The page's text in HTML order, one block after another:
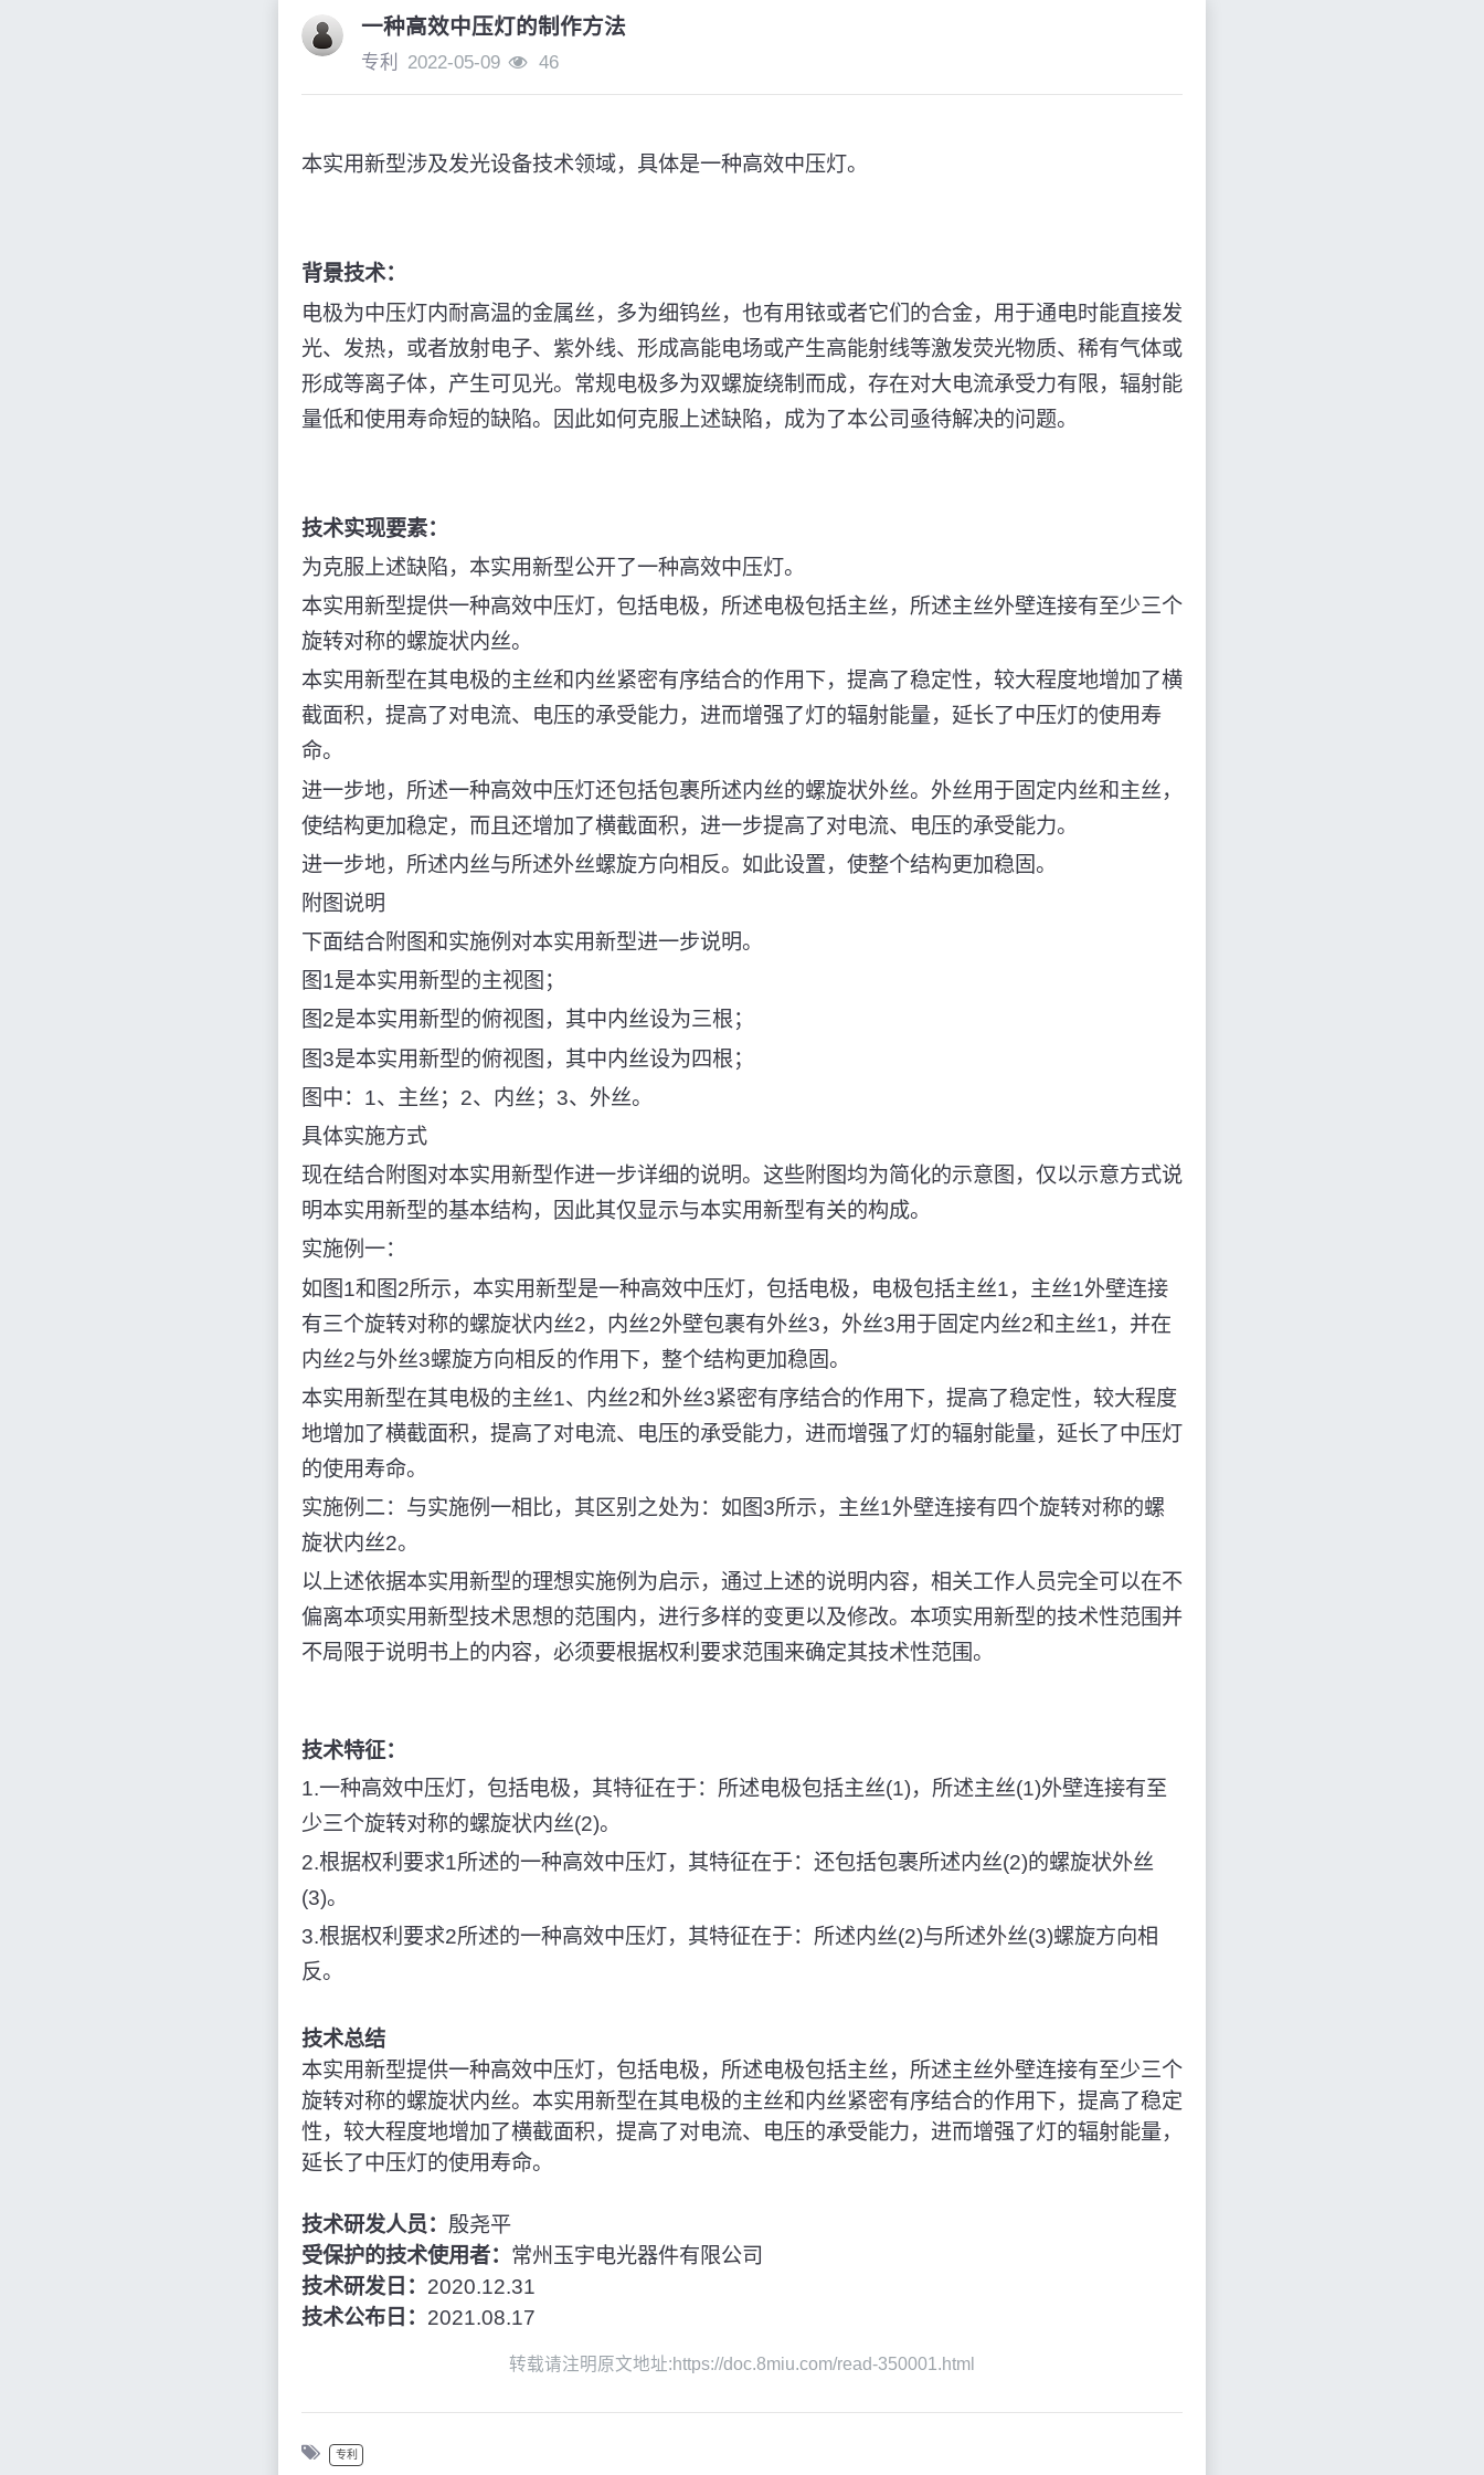
一种高效中压灯的制作方法
专利 2022-05-09 46
本实用新型涉及发光设备技术领域，具体是一种高效中压灯。
背景技术：
电极为中压灯内耐高温的金属丝，多为细钨丝，也有用铱或者它们的合金，用于通电时能直接发
光、发热，或者放射电子、紫外线、形成高能电场或产生高能射线等激发荧光物质、稀有气体或
形成等离子体，产生可见光。常规电极多为双螺旋绕制而成，存在对大电流承受力有限，辐射能
量低和使用寿命短的缺陷。因此如何克服上述缺陷，成为了本公司亟待解决的问题。
技术实现要素：
为克服上述缺陷，本实用新型公开了一种高效中压灯。
本实用新型提供一种高效中压灯，包括电极，所述电极包括主丝，所述主丝外壁连接有至少三个
旋转对称的螺旋状内丝。
本实用新型在其电极的主丝和内丝紧密有序结合的作用下，提高了稳定性，较大程度地增加了横
截面积，提高了对电流、电压的承受能力，进而增强了灯的辐射能量，延长了中压灯的使用寿
命。
进一步地，所述一种高效中压灯还包括包裹所述内丝的螺旋状外丝。外丝用于固定内丝和主丝，
使结构更加稳定，而且还增加了横截面积，进一步提高了对电流、电压的承受能力。
进一步地，所述内丝与所述外丝螺旋方向相反。如此设置，使整个结构更加稳固。
附图说明
下面结合附图和实施例对本实用新型进一步说明。
图1是本实用新型的主视图；
图2是本实用新型的俯视图，其中内丝设为三根；
图3是本实用新型的俯视图，其中内丝设为四根；
图中：1、主丝；2、内丝；3、外丝。
具体实施方式
现在结合附图对本实用新型作进一步详细的说明。这些附图均为简化的示意图，仅以示意方式说
明本实用新型的基本结构，因此其仅显示与本实用新型有关的构成。
实施例一：
如图1和图2所示，本实用新型是一种高效中压灯，包括电极，电极包括主丝1，主丝1外壁连接
有三个旋转对称的螺旋状内丝2，内丝2外壁包裹有外丝3，外丝3用于固定内丝2和主丝1，并在
内丝2与外丝3螺旋方向相反的作用下，整个结构更加稳固。
本实用新型在其电极的主丝1、内丝2和外丝3紧密有序结合的作用下，提高了稳定性，较大程度
地增加了横截面积，提高了对电流、电压的承受能力，进而增强了灯的辐射能量，延长了中压灯
的使用寿命。
实施例二：与实施例一相比，其区别之处为：如图3所示，主丝1外壁连接有四个旋转对称的螺
旋状内丝2。
以上述依据本实用新型的理想实施例为启示，通过上述的说明内容，相关工作人员完全可以在不
偏离本项实用新型技术思想的范围内，进行多样的变更以及修改。本项实用新型的技术性范围并
不局限于说明书上的内容，必须要根据权利要求范围来确定其技术性范围。
技术特征：
1.一种高效中压灯，包括电极，其特征在于：所述电极包括主丝(1)，所述主丝(1)外壁连接有至
少三个旋转对称的螺旋状内丝(2)。
2.根据权利要求1所述的一种高效中压灯，其特征在于：还包括包裹所述内丝(2)的螺旋状外丝
(3)。
3.根据权利要求2所述的一种高效中压灯，其特征在于：所述内丝(2)与所述外丝(3)螺旋方向相
反。
技术总结
本实用新型提供一种高效中压灯，包括电极，所述电极包括主丝，所述主丝外壁连接有至少三个
旋转对称的螺旋状内丝。本实用新型在其电极的主丝和内丝紧密有序结合的作用下，提高了稳定
性，较大程度地增加了横截面积，提高了对电流、电压的承受能力，进而增强了灯的辐射能量，
延长了中压灯的使用寿命。
技术研发人员： 殷尧平
受保护的技术使用者： 常州玉宇电光器件有限公司
技术研发日： 2020.12.31
技术公布日： 2021.08.17
转载请注明原文地址:https://doc.8miu.com/read-350001.html
专利